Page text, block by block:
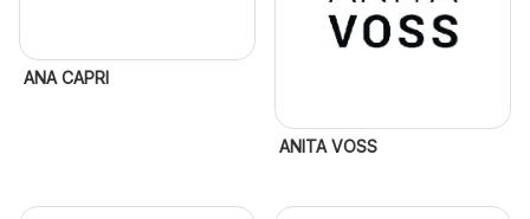
ANA CAPRI
ANITA VOSS